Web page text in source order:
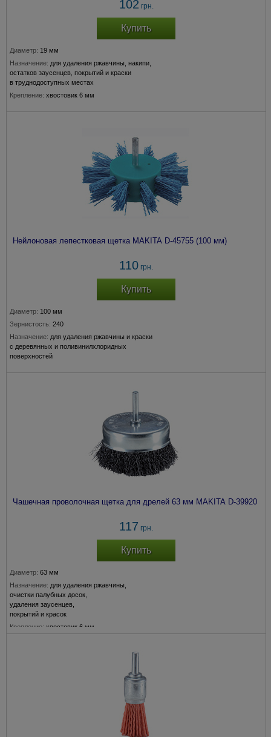
102 грн.
Купить
Диаметр: 19 мм
Назначение: для удаления ржавчины, накипи,
остатков заусенцев, покрытий и краски
в труднодоступных местах
Крепление: хвостовик 6 мм
Нейлоновая лепестковая щетка MAKITA D-45755 (100 мм)
110 грн.
Купить
Диаметр: 100 мм
Зернистость: 240
Назначение: для удаления ржавчины и краски
с деревянных и поливинилхлоридных
поверхностей
Чашечная проволочная щетка для дрелей 63 мм MAKITA D-39920
117 грн.
Купить
Диаметр: 63 мм
Назначение: для удаления ржавчины,
очистки палубных досок,
удаления заусенцев,
покрытий и красок
Крепление: хвостовик 6 мм